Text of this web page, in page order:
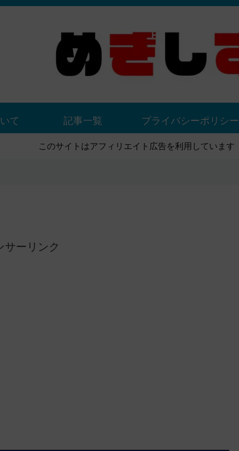
て 記事一覧 プライバシーポリシー
このサイトはアフィリエイト広告を利用しています
サーリンク